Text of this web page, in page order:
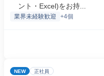
ント・Excel)をお持...
業界未経験歓迎 +4個
NEW 正社員